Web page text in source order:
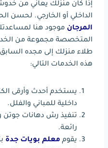
إذا كان منزلك يعاني من
الداخلي أو الخارجي. لحسن
المرجان موجود هنا
المتخصصة مجموعة من
طلاء منزلك إلى مجده
هذه الخدمات التالي:
يستخدم أحدث وأرقى
داخلية للمباني والفلل.
تنفيذ رش دهانات جوتن
رائعة.
يقوم معلم بويات جدة